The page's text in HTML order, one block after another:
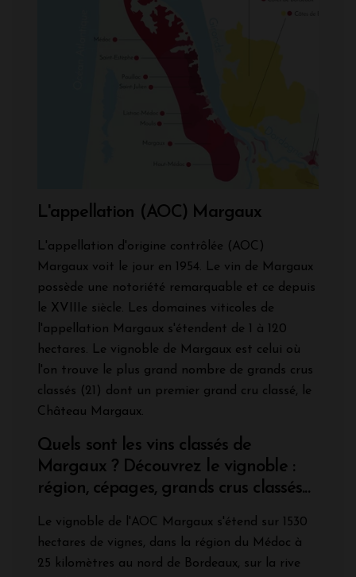
L'appellation (AOC) Margaux
L'appellation d'origine contrôlée (AOC)
Margaux voit le jour en 1954. Le vin de Margaux
possède une notoriété remarquable et ce depuis
le XVIIIe siècle. Les domaines viticoles de
l'appellation Margaux s'étendent de 1 à 120
hectares. Le vignoble de Margaux est celui où
l'on trouve le plus grand nombre de grands crus
classés (21) dont un premier grand cru classé, le
Château Margaux.
Quels sont les vins classés de
Margaux ? Découvrez le vignoble :
région, cépages, grands crus classés...
Le vignoble de l'AOC Margaux s'étend sur 1530
hectares de vignes, dans la région du Médoc à
25 kilomètres au nord de Bordeaux, sur la rive